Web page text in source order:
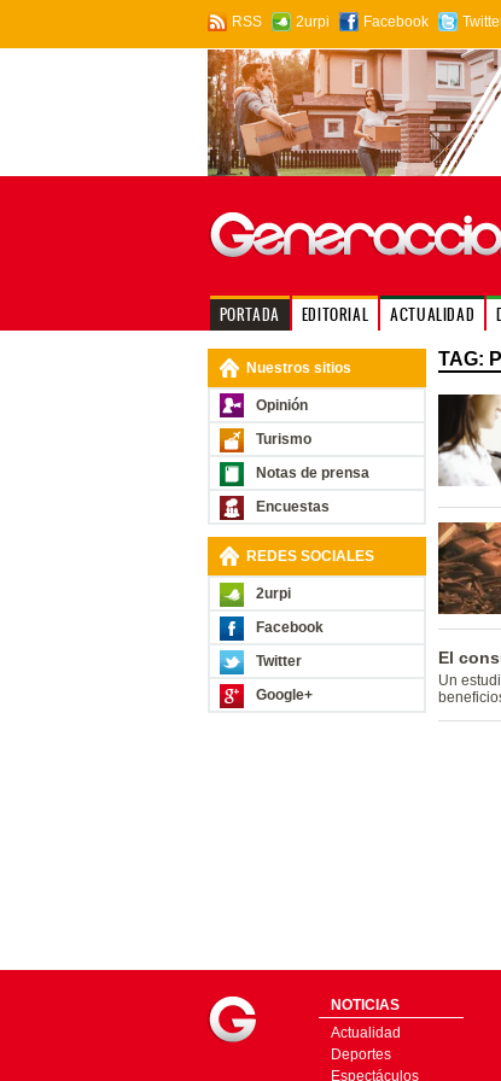
RSS 2urpi Facebook
PORTADA EDITORIAL ACTUALIDAD
Nuestros sitios
Opinión
Turismo
Notas de prensa
Encuestas
REDES SOCIALES
2urpi
Facebook
Twitter
Google+
TAG:
El
Un
NOTICIAS
Actualidad
Deportes
Espectáculos